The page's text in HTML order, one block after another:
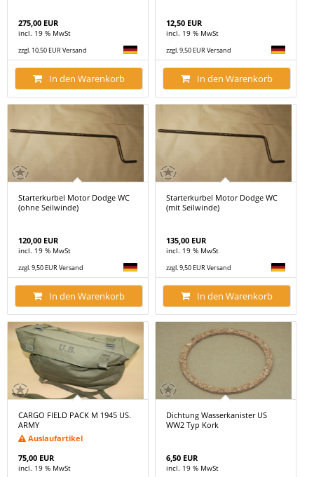
275,00 EUR
incl. 19 % MwSt
zzgl. 10,50 EUR Versand
In den Warenkorb
12,50 EUR
incl. 19 % MwSt
zzgl. 9,50 EUR Versand
In den Warenkorb
Starterkurbel Motor Dodge WC
(ohne Seilwinde)
120,00 EUR
incl. 19 % MwSt
zzgl. 9,50 EUR Versand
In den Warenkorb
Starterkurbel Motor Dodge WC
(mit Seilwinde)
135,00 EUR
incl. 19 % MwSt
zzgl. 9,50 EUR Versand
In den Warenkorb
CARGO FIELD PACK M 1945 US.
ARMY
Auslaufartikel
75,00 EUR
incl. 19 % MwSt
Dichtung Wasserkanister US
WW2 Typ Kork
6,50 EUR
incl. 19 % MwSt